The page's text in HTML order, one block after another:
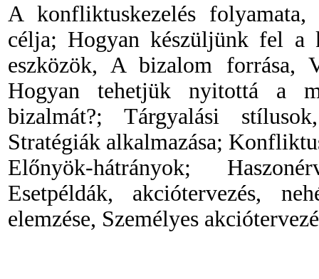
A konfliktuskezelés
célja; Hogyan készüljünk fel a
eszközök, A bizalom forrása,
Hogyan tehetjük nyitottá a
bizalmát?; Tárgyalási
Stratégiák alkalmazása;
Előnyök-hátrányok;
Esetpéldák, akciótervezés,
elemzése, Személyes